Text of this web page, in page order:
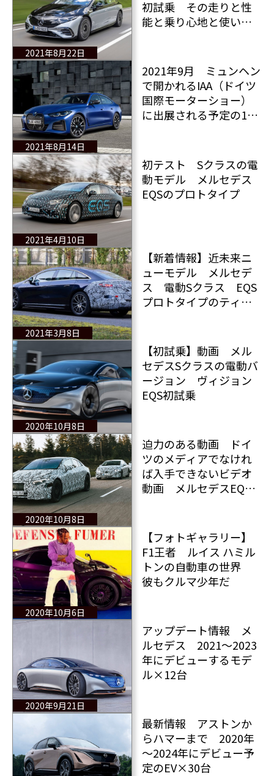
2021年8月22日
初試乗 その走りと性
能と乗り心地と使い勝
2021年8月14日
2021年9月 ミュンヘン
で開かれるIAA（ドイツ
国際モーターショー）
に出展される予定の18
2021年4月10日
初テスト Sクラスの電
動モデル メルセデス
EQSのプロトタイプ
2021年3月8日
【新着情報】近未来ニ
ューモデル メルセデ
ス 電動Sクラス EQS
プロトタイプのティザ
2020年10月8日
【初試乗】動画 メル
セデスSクラスの電動バ
ージョン ヴィジョン
EQS初試乗
2020年10月8日
迫力のある動画 ドイ
ツのメディアでなけれ
ば入手できないビデオ
動画 メルセデスEQク
2020年10月6日
【フォトギャラリー】
F1王者 ルイス ハミル
トンの自動車の世界
彼もクルマ少年だ
2020年9月21日
アップデート情報 メ
ルセデス 2021～2023
年にデビューするモデ
ル×12台
最新情報 アストンか
らハマーまで 2020年
～2024年にデビュー予
定のEV×30台